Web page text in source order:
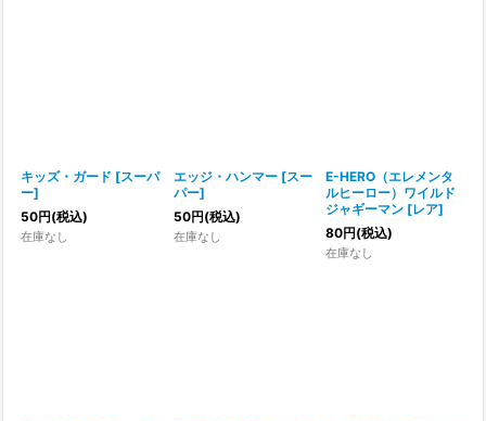
キッズ・ガード [スーパ
ー]
50円(税込)
在庫なし
エッジ・ハンマー [スー
パー]
50円(税込)
在庫なし
E-HERO（エレメンタ
ルヒーロー）ワイルド
ジャギーマン [レア]
80円(税込)
在庫なし